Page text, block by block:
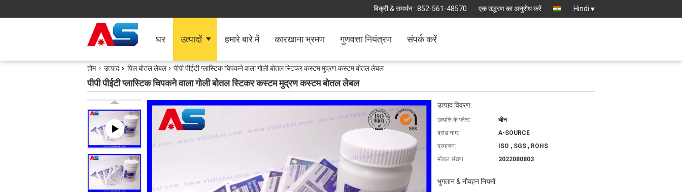
बिक्री & समर्थन : 852-561-48570 एक उद्धरण का अनुरोध करें Hindi
घर उत्पादों हमारे बारे में कारखाना भ्रमण गुणवत्ता नियंत्रण संपर्क करें
होम उत्पाद पिल बोतल लेबल पीपी पीईटी प्लास्टिक चिपकने वाला गोली बोतल स्टिकर कस्टम मुद्रण कस्टम बोतल लेबल
पीपी पीईटी प्लास्टिक चिपकने वाला गोली बोतल स्टिकर कस्टम मुद्रण कस्टम बोतल लेबल
उत्पाद विवरण:
उत्पत्ति के प्लेस:
चीन
ब्रांड नाम:
A-SOURCE
प्रमाणन:
ISO , SGS , ROHS
मॉडल संख्या:
2022080803
भुगतान & नौवहन नियमों: